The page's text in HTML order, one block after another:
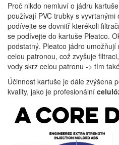
Proč nikdo nemluví o jádru
používají PVC trubky s
podívejte se dovnitř kterékoli
se podívejte do kartuše Pleatco.
podstatný. Pleatco jádro umožňují
celou patronou, což zvyšuje
vody skrz celou patronu -> tím
Účinnost kartuše je dále zvýšena
kvality, jako je profesionální